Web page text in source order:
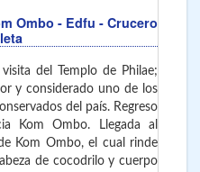
Ombo - Edfu - Crucero
del Templo de Philae;
y considerado uno de los
del país. Regreso
Kom Ombo. Llegada al
Kom Ombo, el cual rinde
de cocodrilo y cuerpo